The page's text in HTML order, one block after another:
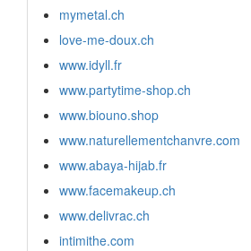
mymetal.ch
love-me-doux.ch
www.idyll.fr
www.partytime-shop.ch
www.biouno.shop
www.naturellementchanvre.com
www.abaya-hijab.fr
www.facemakeup.ch
www.delivrac.ch
intimithe.com